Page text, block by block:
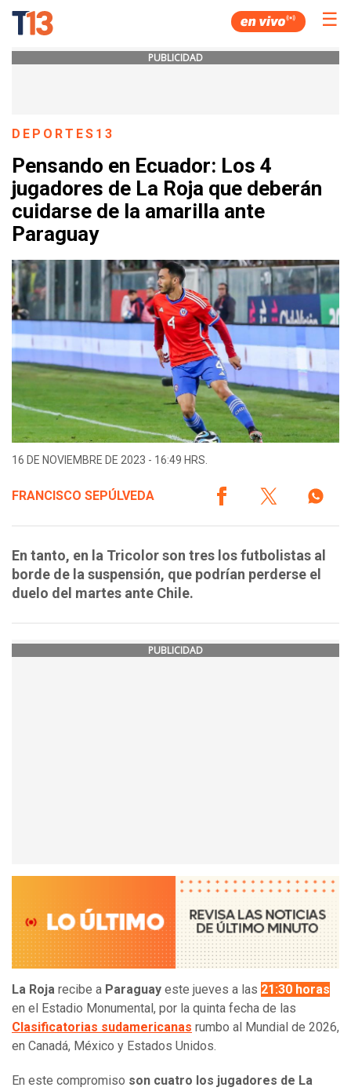
☰
PUBLICIDAD
DEPORTES13
Pensando en Ecuador: Los 4
jugadores de La Roja que deberán
cuidarse de la amarilla ante
Paraguay
16 DE NOVIEMBRE DE 2023 - 16:49 HRS.
FRANCISCO SEPÚLVEDA
En tanto, en la Tricolor son tres los futbolistas al
borde de la suspensión, que podrían perderse el
duelo del martes ante Chile.
PUBLICIDAD
La Roja recibe a Paraguay este jueves a las 21:30 horas
en el Estadio Monumental, por la quinta fecha de las
Clasificatorias sudamericanas rumbo al Mundial de 2026,
en Canadá, México y Estados Unidos.
En este compromiso son cuatro los jugadores de La